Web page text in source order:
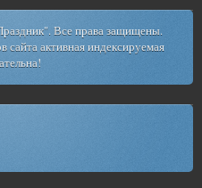
Все права защищены.
активная индексируемая